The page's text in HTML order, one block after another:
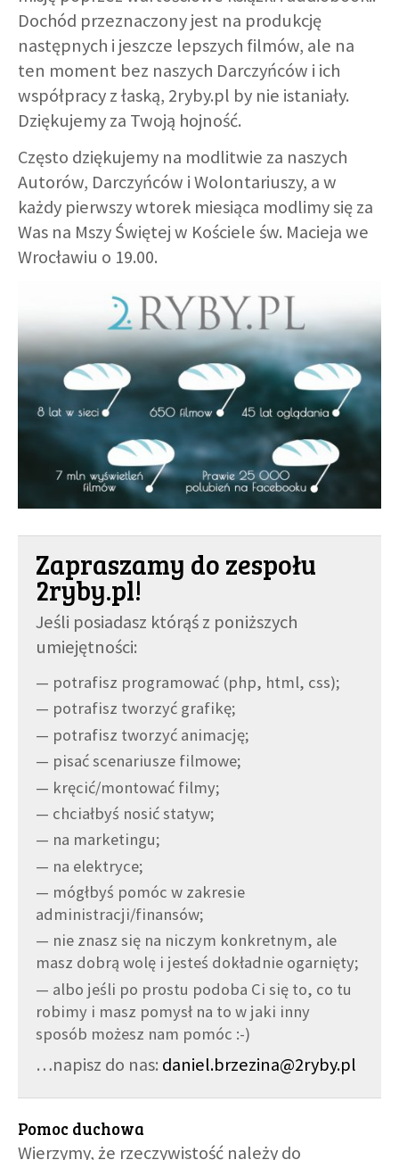
Dochód przeznaczony jest na produkcję
następnych i jeszcze lepszych filmów, ale na
ten moment bez naszych Darczyńców i ich
współpracy z łaską, 2ryby.pl by nie istaniały.
Dziękujemy za Twoją hojność.
Często dziękujemy na modlitwie za naszych
Autorów, Darczyńców i Wolontariuszy, a w
każdy pierwszy wtorek miesiąca modlimy się za
Was na Mszy Świętej w Kościele św. Macieja we
Wrocławiu o 19.00.
Zapraszamy do zespołu
2ryby.pl!
Jeśli posiadasz którąś z poniższych
umiejętności:
— potrafisz programować (php, html, css);
— potrafisz tworzyć grafikę;
— potrafisz tworzyć animację;
— pisać scenariusze filmowe;
— kręcić/montować filmy;
— chciałbyś nosić statyw;
— na marketingu;
— na elektryce;
— mógłbyś pomóc w zakresie
administracji/finansów;
— nie znasz się na niczym konkretnym, ale
masz dobrą wolę i jesteś dokładnie ogarnięty;
— albo jeśli po prostu podoba Ci się to, co tu
robimy i masz pomysł na to w jaki inny
sposób możesz nam pomóc :-)
…napisz do nas: daniel.brzezina@2ryby.pl
Pomoc duchowa
Wierzymy, że rzeczywistość należy do